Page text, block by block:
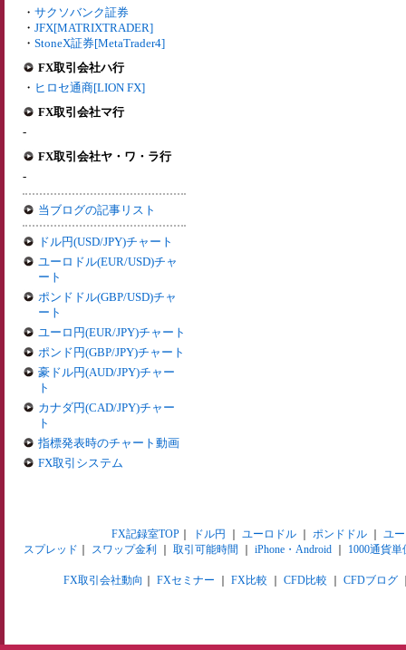
・ サクソバンク証券
・ JFX[MATRIXTRADER]
・ StoneX証券[MetaTrader4]
FX取引会社ハ行
・ ヒロセ通商[LION FX]
FX取引会社マ行
-
FX取引会社ヤ・ワ・ラ行
-
当ブログの記事リスト
ドル円(USD/JPY)チャート
ユーロドル(EUR/USD)チャ
ート
ポンドドル(GBP/USD)チャ
ート
ユーロ円(EUR/JPY)チャート
ポンド円(GBP/JPY)チャート
豪ドル円(AUD/JPY)チャー
ト
カナダ円(CAD/JPY)チャー
ト
指標発表時のチャート動画
FX取引システム
FX記録室TOP｜ ドル円 ユーロドル｜ ポンドドル｜ ユ
スプレッド
スワップ金利 取引可能時間 iPhone・Android 1000通貨単
FX取引会社動向 FXセミナー FX比較 CFD比較 CFDブログ